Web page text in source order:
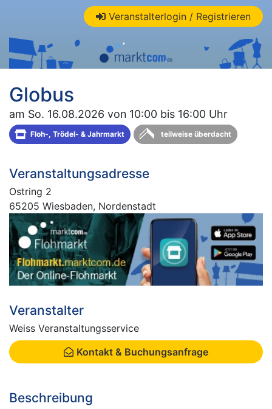
Veranstalterlogin / Registrieren
Globus
am So. 16.08.2026 von 10:00 bis 16:00 Uhr
Floh-, Trödel- & Jahrmarkt teilweise überdacht
Veranstaltungsadresse
Ostring 2
65205 Wiesbaden, Nordenstadt
Veranstalter
Weiss Veranstaltungsservice
Kontakt & Buchungsanfrage
Beschreibung